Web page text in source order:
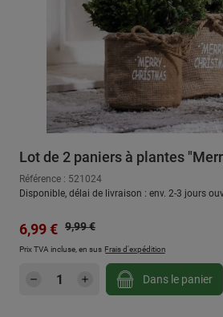
Lot de 2 paniers à plantes
Référence : 521024
Disponible, délai de livraison : env. 2-3 jours
Prix de vente :
6,99 € Prix régulier :
9,99 €
Prix TVA incluse, en sus Frais d'expédition
Quantité de produit :
Dans le panier